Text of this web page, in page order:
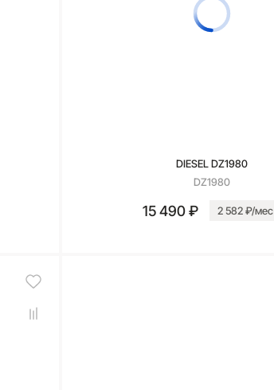
DIESEL DZ1980
DZ1980
15 490 ₽ 2 582 ₽/мес